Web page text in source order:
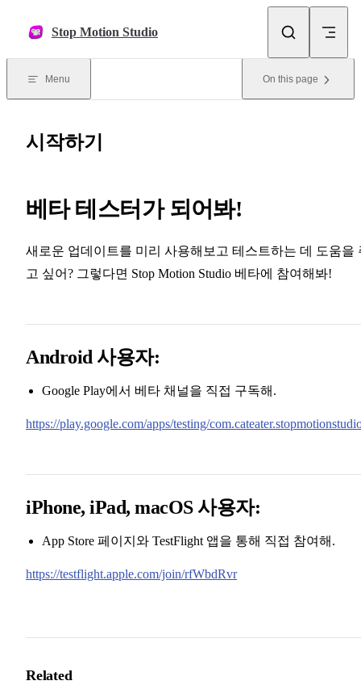
Stop Motion Studio
Menu On this page
시작하기
베타 테스터가 되어봐!
새로운 업데이트를 미리 사용해보고 테스트하는 데 도움을
고 싶어? 그렇다면 Stop Motion Studio 베타에 참여해봐!
Android 사용자:
Google Play에서 베타 채널을 직접 구독해.
https://play.google.com/apps/testing/
iPhone, iPad, macOS 사용자:
App Store 페이지와 TestFlight 앱을 통해 직접 참여해.
https://testflight.apple.com/join/rfWbdRvr
Related